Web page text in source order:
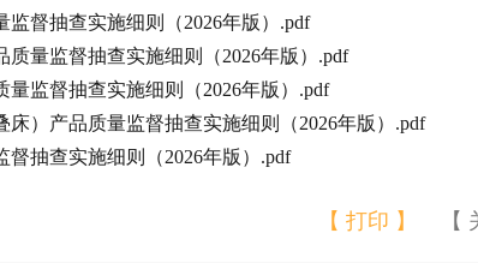
监督抽查实施细则（2026年版）.pdf
质量监督抽查实施细则（2026年版）.pdf
量监督抽查实施细则（2026年版）.pdf
床）产品质量监督抽查实施细则（2026年版）.pdf
督抽查实施细则（2026年版）.pdf
【 打印 】 【